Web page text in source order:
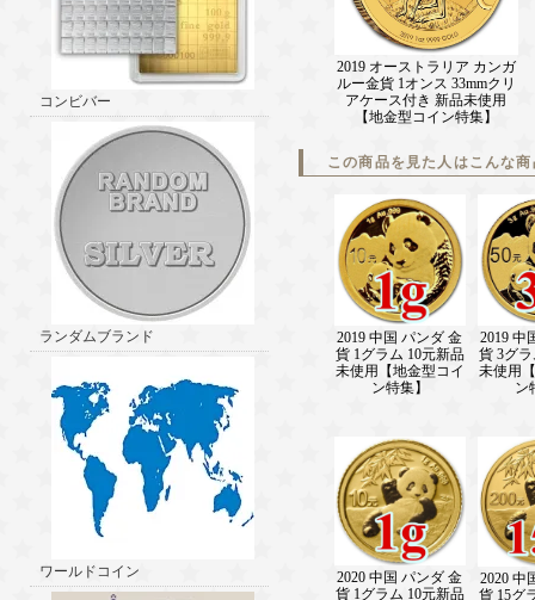
コンビバー
ランダムブランド
ワールドコイン
2019 オーストラリア カンガ
ルー金貨 1オンス 33mmクリ
アケース付き 新品未使用
【地金型コイン特集】
この商品を見た人はこんな
2019 中国 パンダ 金
貨 1グラム 10元新品
未使用【地金型コイ
ン特集】
2019 中
貨 3グ
未使用
ン
2020 中国 パンダ 金
貨 1グラム 10元新品
2020 中
貨 15グ